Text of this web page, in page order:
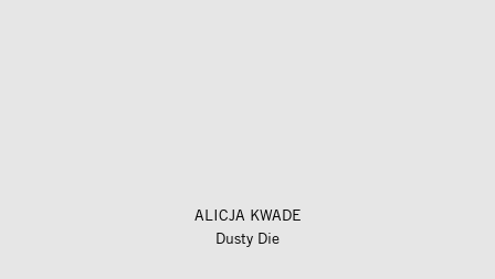
ALICJA KWADE
Dusty Die